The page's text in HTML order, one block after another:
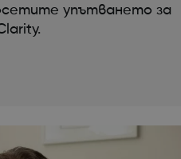
упътването за